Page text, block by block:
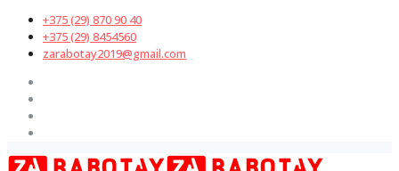
+375 (29) 870 90 40
+375 (29) 8454560
zarabotay2019@gmail.com